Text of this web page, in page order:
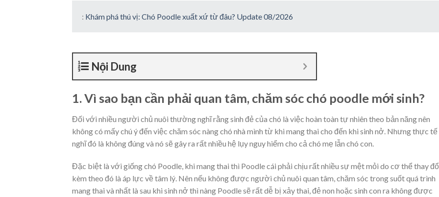
: Khám phá thú vị: Chó Poodle xuất xứ từ đâu? Update 08/2026
Nội Dung
1. Vì sao bạn cần phải quan tâm, chăm sóc chó poodle mới sinh?
Đối với nhiều người chủ nuôi thường nghĩ rằng sinh đẻ của chó là việc hoàn toàn tự nhiên theo bản năng nên
không có mấy chú ý đến việc chăm sóc nàng chó nhà mình từ khi mang thai cho đến khi sinh nở. Nhưng thực tế
nghĩ đó là không đúng và nó sẽ gây ra rất nhiều hệ lụy nguy hiểm cho cả chó mẹ lẫn chó con.
Đặc biệt là với giống chó Poodle, khi mang thai thì Poodle cái phải chịu rất nhiều sự mệt mỏi do cơ thể thay
kèm theo đó là áp lực về tâm lý. Nên nếu không được người chủ nuôi quan tâm, chăm sóc trong suốt quá trình
mang thai và nhất là sau khi sinh nở thì nàng Poodle sẽ rất dễ bị xảy thai, đẻ non hoặc sinh con ra không được